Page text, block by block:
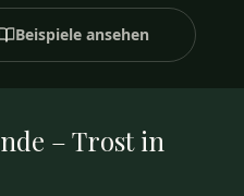
Beispiele ansehen
– Trost in